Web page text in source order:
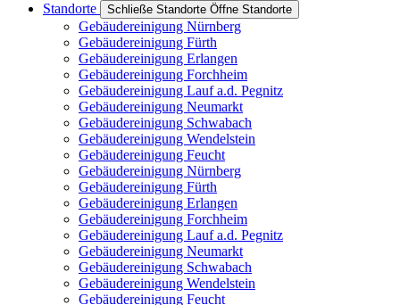
Standorte
Schließe Standorte Öffne Standorte
Gebäudereinigung Nürnberg
Gebäudereinigung Fürth
Gebäudereinigung Erlangen
Gebäudereinigung Forchheim
Gebäudereinigung Lauf a.d. Pegnitz
Gebäudereinigung Neumarkt
Gebäudereinigung Schwabach
Gebäudereinigung Wendelstein
Gebäudereinigung Feucht
Gebäudereinigung Nürnberg
Gebäudereinigung Fürth
Gebäudereinigung Erlangen
Gebäudereinigung Forchheim
Gebäudereinigung Lauf a.d. Pegnitz
Gebäudereinigung Neumarkt
Gebäudereinigung Schwabach
Gebäudereinigung Wendelstein
Gebäudereinigung Feucht